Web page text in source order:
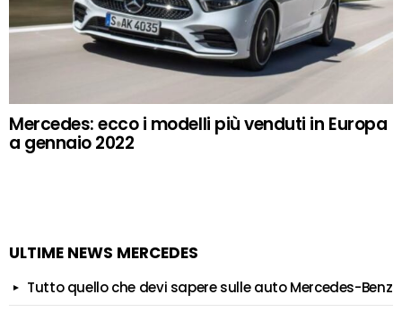
Mercedes: ecco i modelli più venduti in Europa
a gennaio 2022
ULTIME NEWS MERCEDES
Tutto quello che devi sapere sulle auto Mercedes-Benz